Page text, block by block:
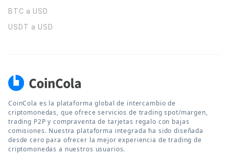
BTC a USD
USDT a USD
CoinCola es la plataforma global de intercambio de
criptomonedas, que ofrece servicios de trading spot/margen,
trading P2P y compraventa de tarjetas regalo con bajas
comisiones. Nuestra plataforma integrada ha sido diseñada
desde cero para ofrecer la mejor experiencia de trading de
criptomonedas a nuestros usuarios.